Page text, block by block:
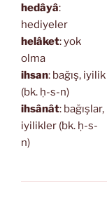
hedâyâ:
hediyeler
helâket: yok
olma
ihsan: bağış, iyilik
(bk. ḥ-s-n)
ihsânât: bağışlar,
iyilikler (bk. ḥ-s-
n)